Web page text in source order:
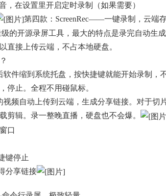
，在设置里开启定时录制（如果需要）
第四款：ScreenRec——一键录制，云端
级的开源录屏工具，最大的特点是录完自动生
接上传云端，不占本地硬盘。
软件缩到系统托盘，按快捷键就能开始录制，
停止。全程不用碰鼠标。
视频自动上传到云端，生成分享链接。对于切
剪辑。录一整晚直播，硬盘也不会爆。
口
键停止
分享链接